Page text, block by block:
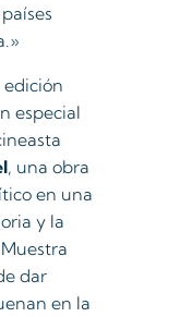
especial
, una obra
en una
y la
dar
en la